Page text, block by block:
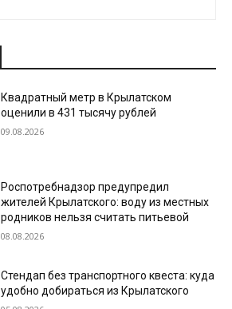
Квадратный метр в Крылатском
оценили в 431 тысячу рублей
09.08.2026
Роспотребнадзор предупредил
жителей Крылатского: воду из местных
родников нельзя считать питьевой
08.08.2026
Стендап без транспортного квеста: куда
удобно добираться из Крылатского